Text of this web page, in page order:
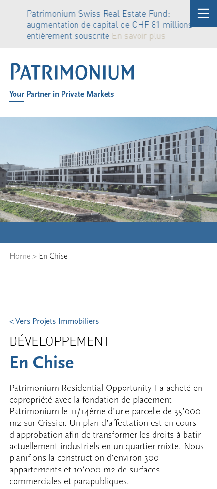
Patrimonium Swiss Real Estate Fund:
augmentation de capital de CHF 81 millions
entièrement souscriteEn savoir plus
Your Partner in Private Markets
Home > En Chise
< Vers Projets Immobiliers
DÉVELOPPEMENT
En Chise
Patrimonium Residential Opportunity I a acheté en
copropriété avec la fondation de placement
Patrimonium le 11/14ème d’une parcelle de 35’000
m2 sur Crissier. Un plan d’affectation est en cours
d’approbation afin de transformer les droits à batir
actuellement industriels en un quartier mixte. Nous
planifions la construction d’environ 300
appartements et 10’000 m2 de surfaces
commerciales et parapubliques.